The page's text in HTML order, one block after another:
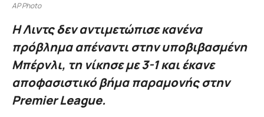
AP Photo
Η Λιντς δεν αντιμετώπισε κανένα
πρόβλημα απέναντι στην υποβιβασμένη
Μπέρνλι, τη νίκησε με 3-1 και έκανε
αποφασιστικό βήμα παραμονής στην
Premier League.